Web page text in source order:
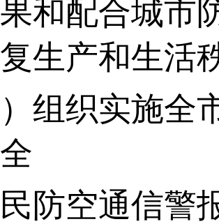
和配合城市
生产和生活
）组织实施
防空通信警